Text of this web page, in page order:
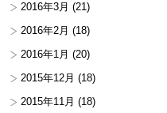
2016年3月 (21)
2016年2月 (18)
2016年1月 (20)
2015年12月 (18)
2015年11月 (18)